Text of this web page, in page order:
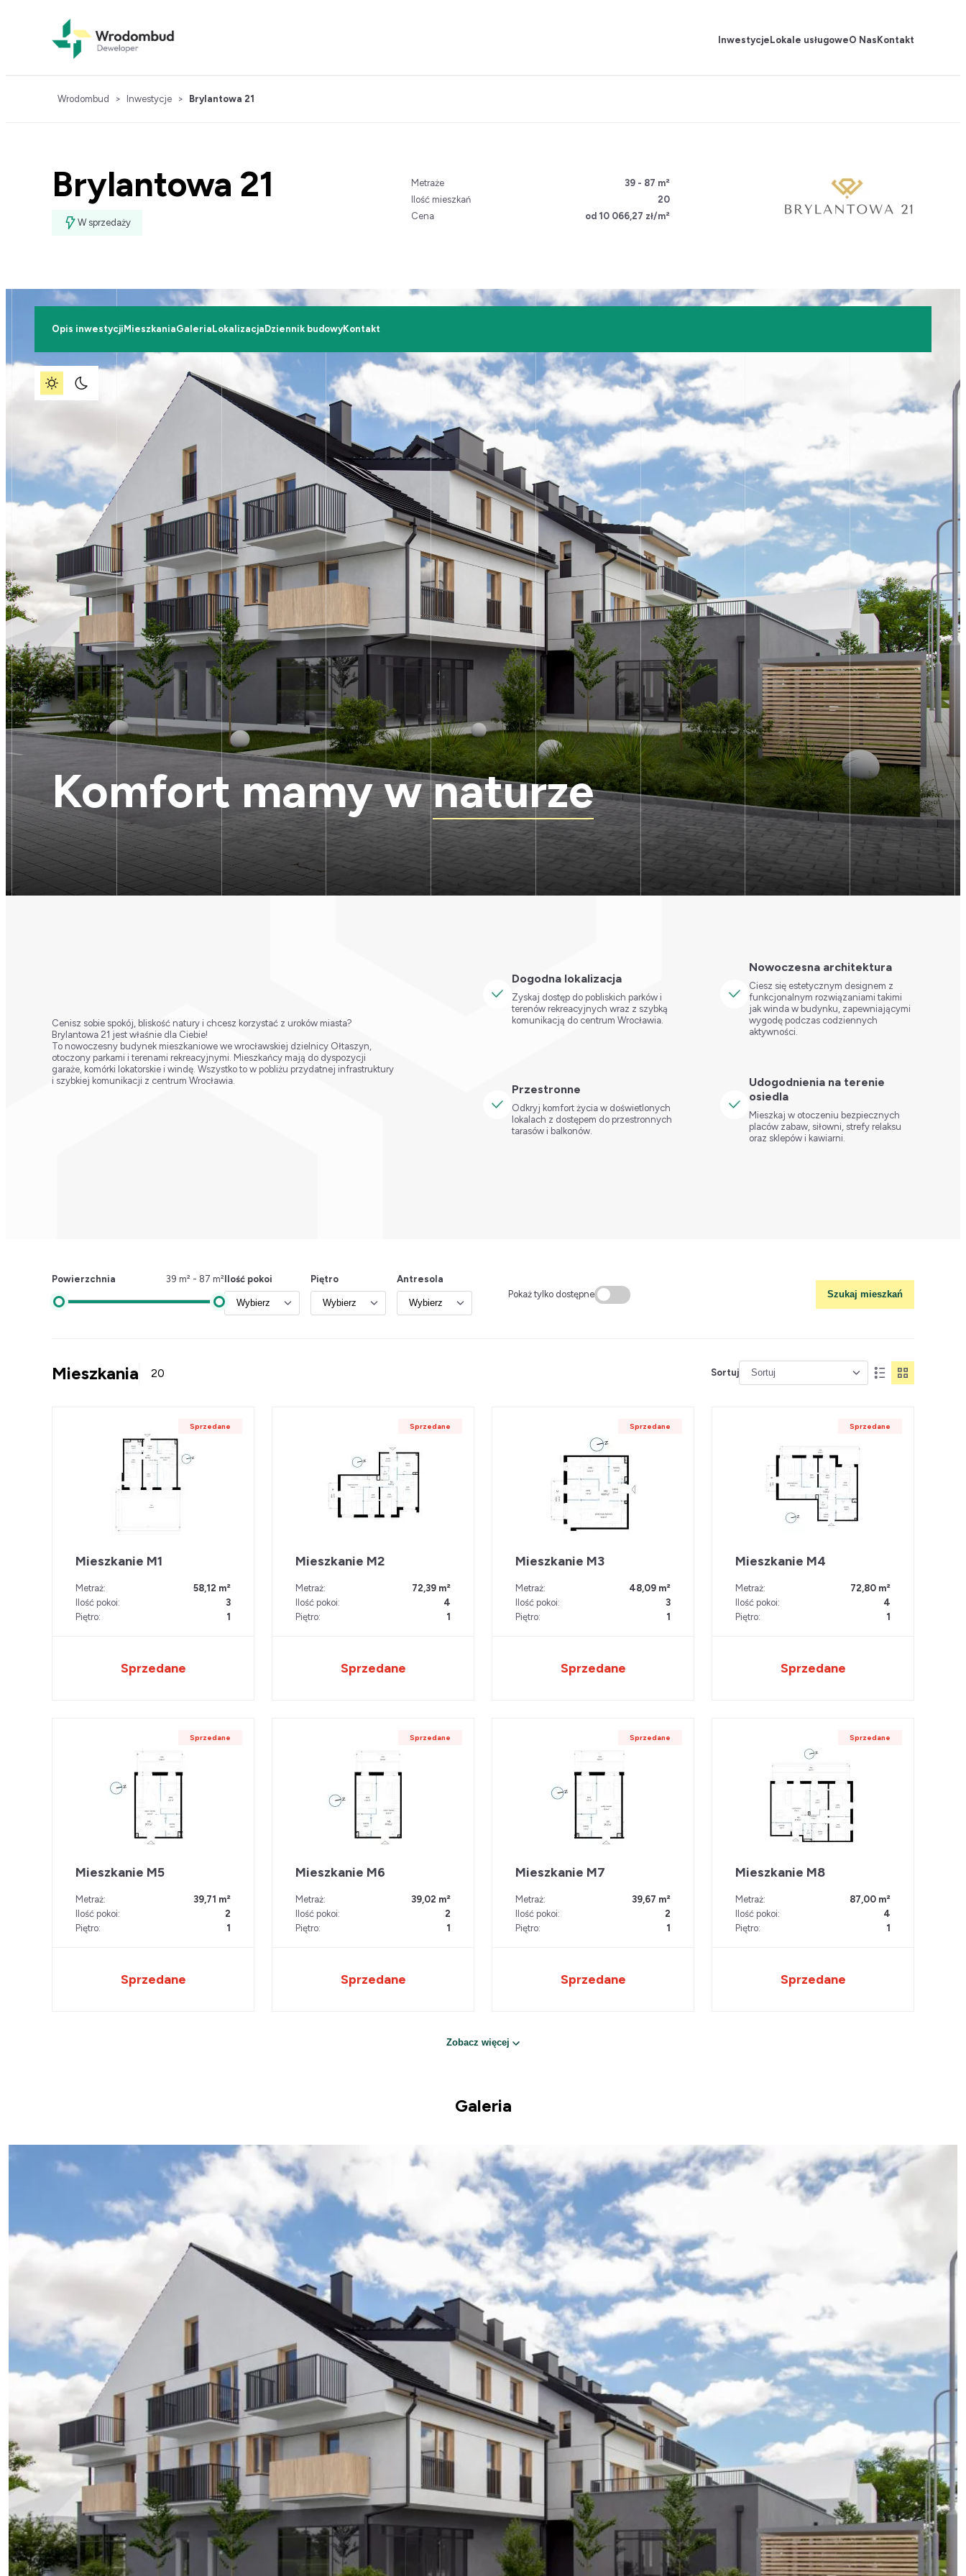
Inwestycje Lokale usługoweO Nas Kontakt
Wrodombud > Inwestycje > Brylantowa 21
Brylantowa 21
W sprzedaży
Metraże
39 - 87 m²
Ilość mieszkań
20
Cena
od 10 066,27 zł/m²
Opis inwestycji MieszkaniaGaleria Lokalizacja Dziennik budowyKontakt
Komfort mamy wnaturze
Cenisz sobie spokój, bliskość natury i chcesz korzystać z uroków miasta?
Brylantowa 21 jest właśnie dla Ciebie!
To nowoczesny budynek mieszkaniowe we wrocławskiej dzielnicy Ołtaszyn,
otoczony parkami i terenami rekreacyjnymi. Mieszkańcy mają do dyspozycji
garaże, komórki lokatorskie i windę. Wszystko to w pobliżu przydatnej infrastruktury
i szybkiej komunikacji z centrum Wrocławia.
Dogodna lokalizacja
Zyskaj dostęp do pobliskich parków i
terenów rekreacyjnych wraz z szybką
komunikacją do centrum Wrocławia.
Nowoczesna architektura
Ciesz się estetycznym designem z
funkcjonalnym rozwiązaniami takimi
jak winda w budynku, zapewniającymi
wygodę podczas codziennych
aktywności.
Przestronne
Odkryj komfort życia w doświetlonych
lokalach z dostępem do przestronnych
tarasów i balkonów.
Udogodnienia na terenie
osiedla
Mieszkaj w otoczeniu bezpiecznych
placów zabaw, siłowni, strefy relaksu
oraz sklepów i kawiarni.
Powierzchnia 39 m² - 87 m² Ilość pokoi Piętro
Antresola
Pokaż tylko dostępne
Szukaj mieszkań
Mieszkania 20 Sortuj
Sprzedane
Mieszkanie M1
Metraż:
58,12 m²
Ilość pokoi:
3
Piętro:
1
Sprzedane
Sprzedane
Mieszkanie M2
Metraż:
72,39 m²
Ilość pokoi:
4
Piętro:
1
Sprzedane
Sprzedane
Mieszkanie M3
Metraż:
48,09 m²
Ilość pokoi:
3
Piętro:
1
Sprzedane
Sprzedane
Mieszkanie M4
Metraż:
72,80 m²
Ilość pokoi:
4
Piętro:
1
Sprzedane
Sprzedane
Mieszkanie M5
Metraż:
39,71 m²
Ilość pokoi:
2
Piętro:
1
Sprzedane
Sprzedane
Mieszkanie M6
Metraż:
39,02 m²
Ilość pokoi:
2
Piętro:
1
Sprzedane
Sprzedane
Mieszkanie M7
Metraż:
39,67 m²
Ilość pokoi:
2
Piętro:
1
Sprzedane
Sprzedane
Mieszkanie M8
Metraż:
87,00 m²
Ilość pokoi:
4
Piętro:
1
Sprzedane
Zobacz więcej
Galeria